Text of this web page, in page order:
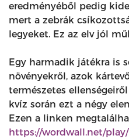
eredményéből pedig
mert a zebrák
legyeket. Ez az elv jól
Egy harmadik játékra is
növényekről, azok
természetes
kvíz során ezt a négy
Ezen a linken
https://wordwall.net/